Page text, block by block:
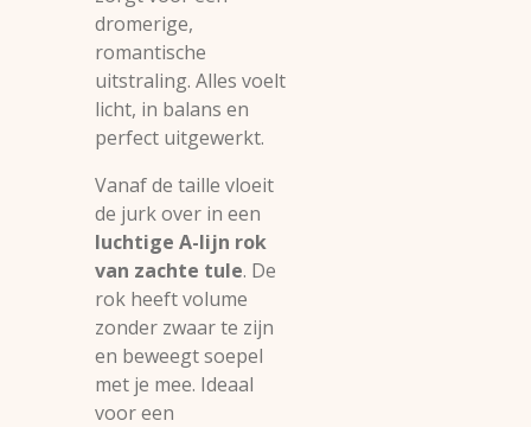
dromerige,
romantische
uitstraling. Alles voelt
licht, in balans en
perfect uitgewerkt.
Vanaf de taille vloeit
de jurk over in een
luchtige A-lijn rok
van zachte tule. De
rok heeft volume
zonder zwaar te zijn
en beweegt soepel
met je mee. Ideaal
voor een